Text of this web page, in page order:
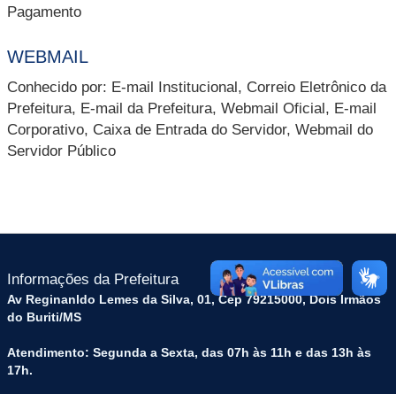
Pagamento
WEBMAIL
Conhecido por: E-mail Institucional, Correio Eletrônico da
Prefeitura, E-mail da Prefeitura, Webmail Oficial, E-mail
Corporativo, Caixa de Entrada do Servidor, Webmail do
Servidor Público
Informações da Prefeitura
Av Reginanldo Lemes da Silva, 01, Cep 79215000, Dois Irmãos
do Buriti/MS
Atendimento: Segunda a Sexta, das 07h às 11h e das 13h às
17h.